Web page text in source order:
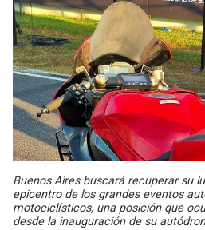
Buenos Aires buscará recuperar su
epicentro de los grandes eventos
motociclísticos, una posición que
desde la inauguración de su